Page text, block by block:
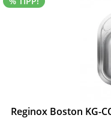
Reginox Boston KG-